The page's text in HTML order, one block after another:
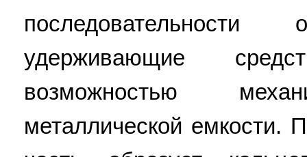
удерживающие
возможностью
металлической емкости.